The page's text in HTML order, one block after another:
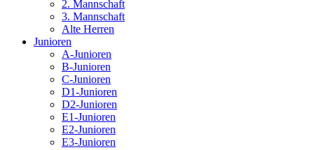
2. Mannschaft
3. Mannschaft
Alte Herren
Junioren
A-Junioren
B-Junioren
C-Junioren
D1-Junioren
D2-Junioren
E1-Junioren
E2-Junioren
E3-Junioren